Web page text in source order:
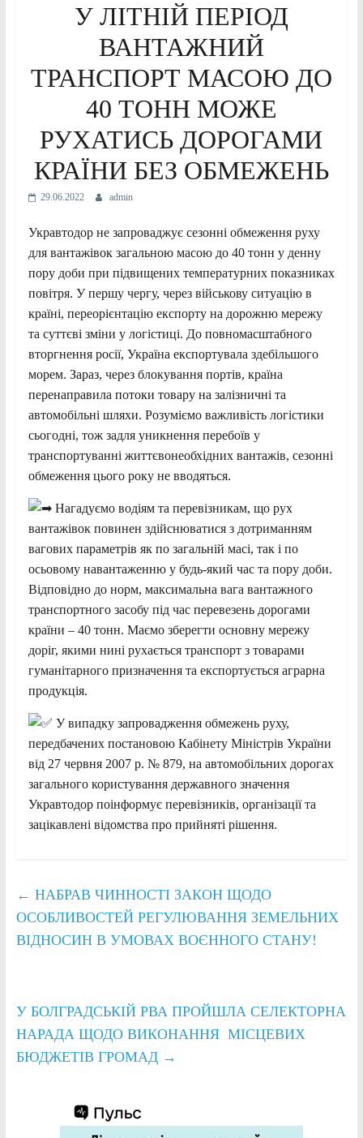
У ЛІТНІЙ ПЕРІОД
ВАНТАЖНИЙ
ТРАНСПОРТ МАСОЮ ДО
40 ТОНН МОЖЕ
РУХАТИСЬ ДОРОГАМИ
КРАЇНИ БЕЗ ОБМЕЖЕНЬ
29.06.2022 admin
Укравтодор не запроваджує сезонні обмеження руху
для вантажівок загальною масою до 40 тонн у денну
пору доби при підвищених температурних показниках
повітря. У першу чергу, через військову ситуацію в
країні, переорієнтацію експорту на дорожню мережу
та суттєві зміни у логістиці. До повномасштабного
вторгнення росії, Україна експортувала здебільшого
морем. Зараз, через блокування портів, країна
перенаправила потоки товару на залізничні та
автомобільні шляхи. Розуміємо важливість логістики
сьогодні, тож задля уникнення перебоїв у
транспортуванні життєвонеобхідних вантажів, сезонні
обмеження цього року не вводяться.
Нагадуємо водіям та перевізникам, що рух
вантажівок повинен здійснюватися з дотриманням
вагових параметрів як по загальній масі, так і по
осьовому навантаженню у будь-який час та пору доби.
Відповідно до норм, максимальна вага вантажного
транспортного засобу під час перевезень дорогами
країни – 40 тонн. Маємо зберегти основну мережу
доріг, якими нині рухається транспорт з товарами
гуманітарного призначення та експортується аграрна
продукція.
У випадку запровадження обмежень руху,
передбачених постановою Кабінету Міністрів України
від 27 червня 2007 р. № 879, на автомобільних дорогах
загального користування державного значення
Укравтодор поінформує перевізників, організації та
зацікавлені відомства про прийняті рішення.
← НАБРАВ ЧИННОСТІ ЗАКОН ЩОДО
ОСОБЛИВОСТЕЙ РЕГУЛЮВАННЯ ЗЕМЕЛЬНИХ
ВІДНОСИН В УМОВАХ ВОЄННОГО СТАНУ!
У БОЛГРАДСЬКІЙ РВА ПРОЙШЛА СЕЛЕКТОРНА
НАРАДА ЩОДО ВИКОНАННЯ МІСЦЕВИХ
БЮДЖЕТІВ ГРОМАД →